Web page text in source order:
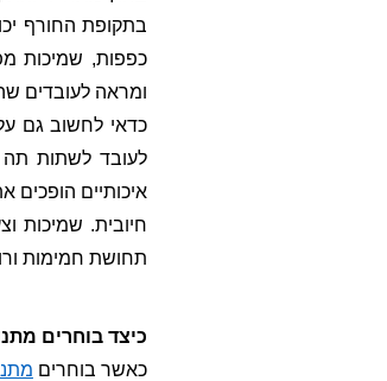
בתקופת החורף
כפפות, שמיכות
ומראה לעובדים
כדאי לחשוב גם
לעובד לשתות תה
איכותיים
חיובית. שמיכות
תחושת חמימות
כיצד בוחרים
כאשר בוחרים